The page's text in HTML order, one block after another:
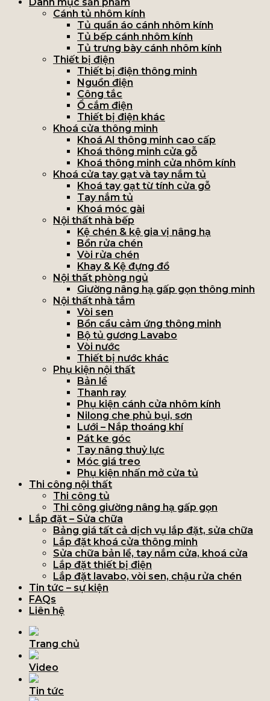
Cánh tủ nhôm kính
Tủ quần áo cánh nhôm kính
Tủ bếp cánh nhôm kính
Tủ trưng bày cánh nhôm kính
Thiết bị điện
Thiết bị điện thông minh
Nguồn điện
Công tắc
Ổ cắm điện
Thiết bị điện khác
Khoá cửa thông minh
Khoá AI thông minh cao cấp
Khoá thông minh cửa gỗ
Khoá thông minh cửa nhôm kính
Khoá cửa tay gạt và tay nắm tủ
Khoá tay gạt từ tính cửa gỗ
Tay nắm tủ
Khoá móc gài
Nội thất nhà bếp
Kệ chén & kệ gia vị nâng hạ
Bồn rửa chén
Vòi rửa chén
Khay & Kệ đựng đồ
Nội thất phòng ngủ
Giường nâng hạ gấp gọn thông minh
Nội thất nhà tắm
Vòi sen
Bồn cầu cảm ứng thông minh
Bộ tủ gương Lavabo
Vòi nước
Thiết bị nước khác
Phụ kiện nội thất
Bản lề
Thanh ray
Phụ kiện cánh cửa nhôm kính
Nilong che phủ bụi, sơn
Lưới – Nắp thoáng khí
Pát ke góc
Tay nâng thuỷ lực
Móc giá treo
Phụ kiện nhấn mở cửa tủ
Thi công nội thất
Thi công tủ
Thi công giường nâng hạ gấp gọn
Lắp đặt – Sửa chữa
Bảng giá tất cả dịch vụ lắp đặt, sửa chữa
Lắp đặt khoá cửa thông minh
Sửa chữa bản lề, tay nắm cửa, khoá cửa
Lắp đặt thiết bị điện
Lắp đặt lavabo, vòi sen, chậu rửa chén
Tin tức – sự kiện
FAQs
Liên hệ
Trang chủ
Video
Tin tức